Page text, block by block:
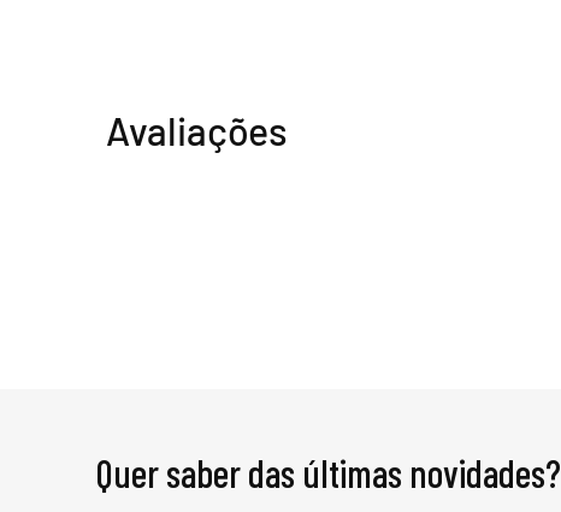
Avaliações
Quer saber das últimas novidades?